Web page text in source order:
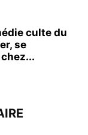
culte du
se